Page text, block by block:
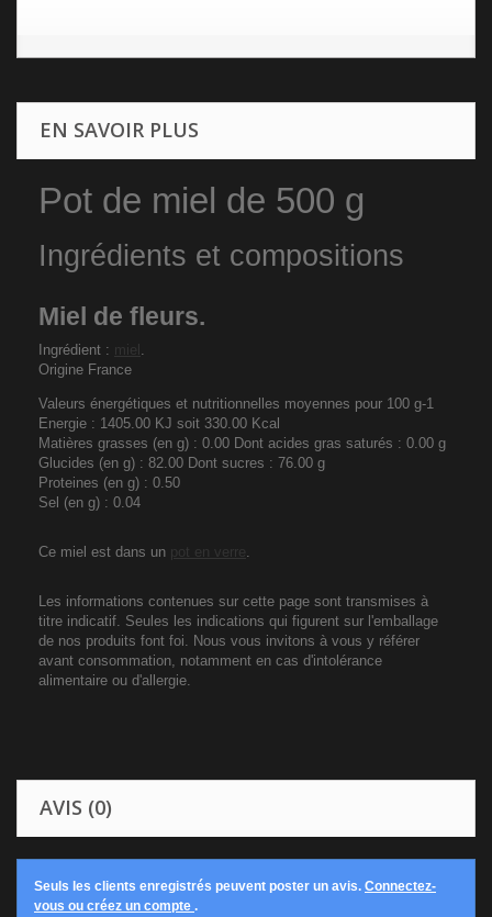
EN SAVOIR PLUS
Pot de miel de 500 g
Ingrédients et compositions
Miel de fleurs.
Ingrédient : miel .
Origine France
Valeurs énergétiques et nutritionnelles moyennes pour 100 g-1
Energie : 1405.00 KJ soit 330.00 Kcal
Matières grasses (en g) : 0.00 Dont acides gras saturés : 0.00 g
Glucides (en g) : 82.00 Dont sucres : 76.00 g
Proteines (en g) : 0.50
Sel (en g) : 0.04
Ce miel est dans un pot en verre .
Les informations contenues sur cette page sont transmises à
titre indicatif. Seules les indications qui figurent sur l'emballage
de nos produits font foi. Nous vous invitons à vous y référer
avant consommation, notamment en cas d'intolérance
alimentaire ou d'allergie.
AVIS (0)
Seuls les clients enregistrés peuvent poster un avis. Connectez-
vous ou créez un compte .